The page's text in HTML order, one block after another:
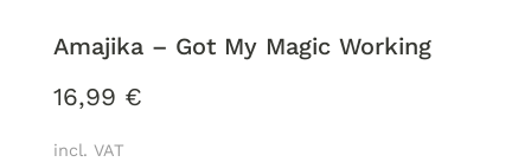
Amajika – Got My Magic Working
16,99 €
incl. VAT